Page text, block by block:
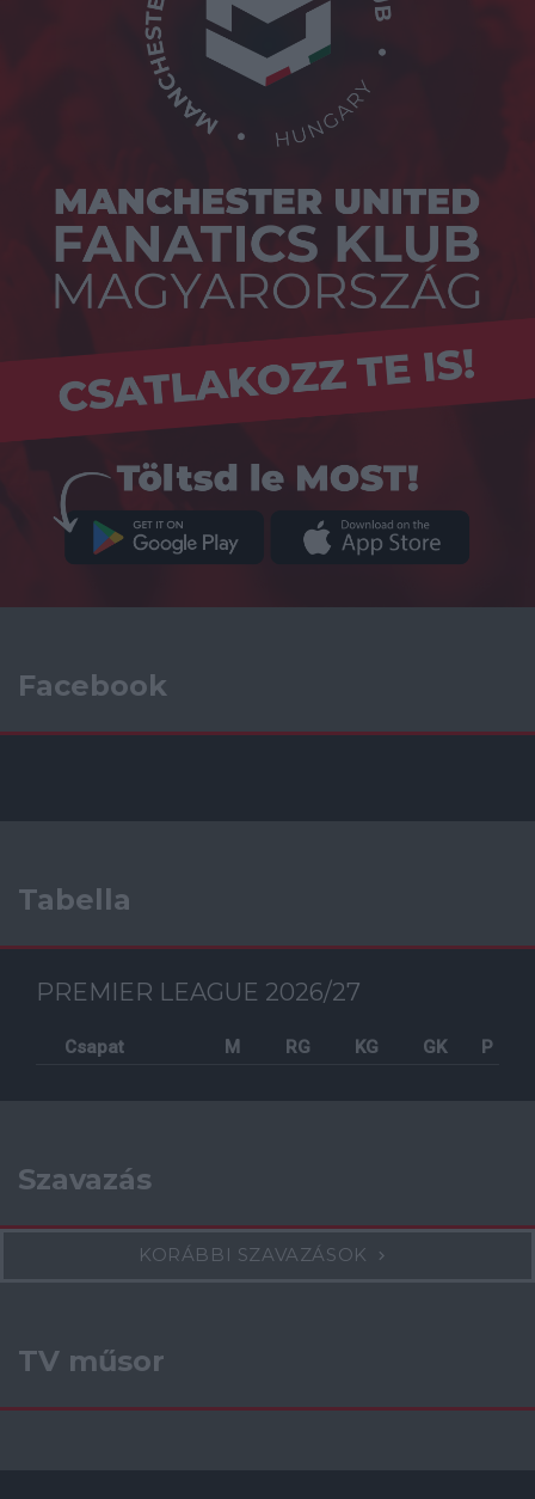
Facebook
Tabella
PREMIER LEAGUE 2026/27
Csapat M RG KG GK P
Szavazás
KORÁBBI SZAVAZÁSOK
TV műsor